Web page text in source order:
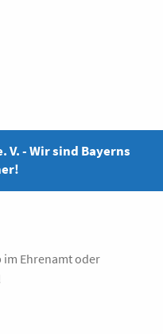
V. - Wir sind Bayerns
im Ehrenamt oder